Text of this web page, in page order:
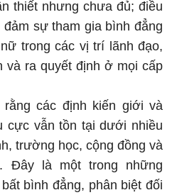
thiết nhưng chưa đủ; điều
sự tham gia bình đẳng
trong các vị trí lãnh đạo,
và ra quyết định ở mọi cấp
các định kiến giới và
cực vẫn tồn tại dưới nhiều
trường học, cộng đồng và
Đây là một trong những
bình đẳng, phân biệt đối